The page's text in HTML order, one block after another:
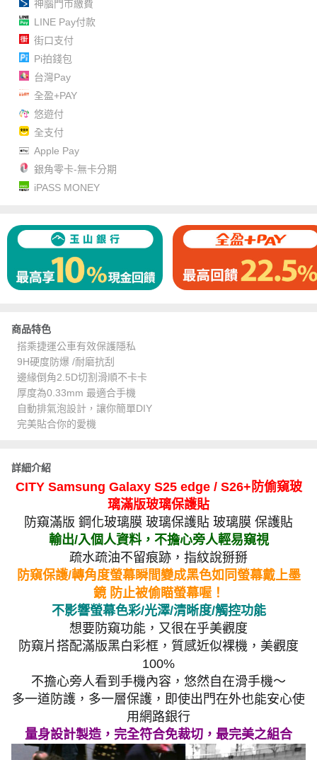
神腦門市繳費
LINE Pay付款
街口支付
Pi拍錢包
台灣Pay
全盈+PAY
悠遊付
全支付
Apple Pay
銀角零卡-無卡分期
iPASS MONEY
商品特色
搭乘捷運公車有效保護隱私
9H硬度防爆 /耐磨抗刮
邊緣倒角2.5D切割滑順不卡卡
厚度為0.33mm 最適合手機
自動排氣泡設計，讓你簡單DIY
完美貼合你的愛機
詳細介紹
CITY Samsung Galaxy S25 edge / S26+防偷窺玻
璃滿版玻璃保護貼
防窺滿版 鋼化玻璃膜 玻璃保護貼 玻璃膜 保護貼
輸出/入個人資料，不擔心旁人輕易窺視
疏水疏油不留痕跡，指紋說掰掰
防窺保護/轉角度螢幕瞬間變成黑色如同螢幕戴上墨
鏡 防止被偷瞄螢幕喔！
不影響螢幕色彩/光澤/清晰度/觸控功能
想要防窺功能，又很在乎美觀度
防窺片搭配滿版黑白彩框，質感近似裸機，美觀度
100%
不擔心旁人看到手機內容，悠然自在滑手機～
多一道防護，多一層保護，即使出門在外也能安心使
用網路銀行
量身設計製造，完全符合免裁切，最完美之組合